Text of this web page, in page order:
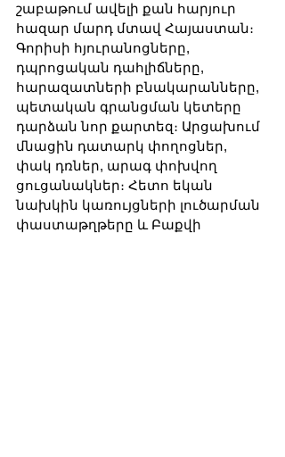
շաբաթում ավելի քան հարյուր
հազար մարդ մտավ Հայաստան։
Գորիսի հյուրանոցները,
դպրոցական դահլիճները,
հարազատների բնակարանները,
պետական գրանցման կետերը
դարձան նոր քարտեզ։ Արցախում
մնացին դատարկ փողոցներ,
փակ դռներ, արագ փոխվող
ցուցանակներ։ Հետո եկան
նախկին կառույցների լուծարման
փաստաթղթերը և Բաքվի